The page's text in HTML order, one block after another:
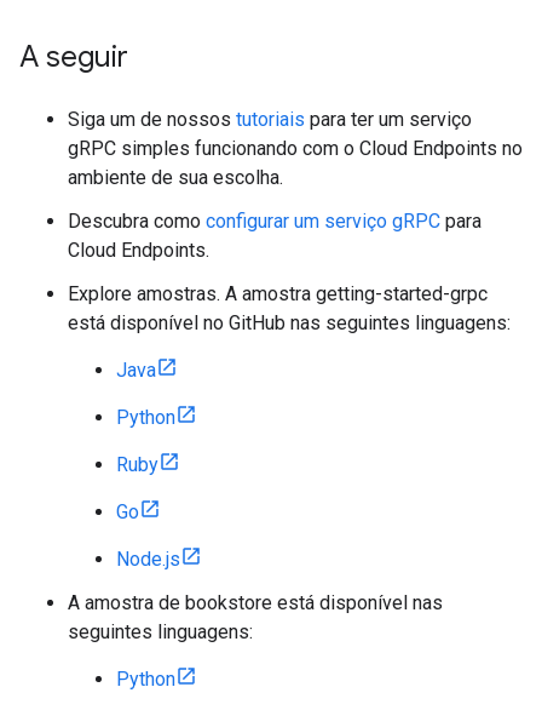
A seguir
Siga um de nossos tutoriais para ter um serviço
gRPC simples funcionando com o Cloud Endpoints no
ambiente de sua escolha.
Descubra como configurar um serviço gRPC para
Cloud Endpoints.
Explore amostras. A amostra getting-started-grpc
está disponível no GitHub nas seguintes linguagens:
Java
Python
Ruby
Go
Node.js
A amostra de bookstore está disponível nas
seguintes linguagens:
Python